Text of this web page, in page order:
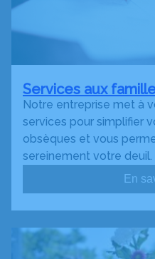
Services aux
Notre entreprise met à
services pour simplifier
obsèques et vous
sereinement votre deuil.
En